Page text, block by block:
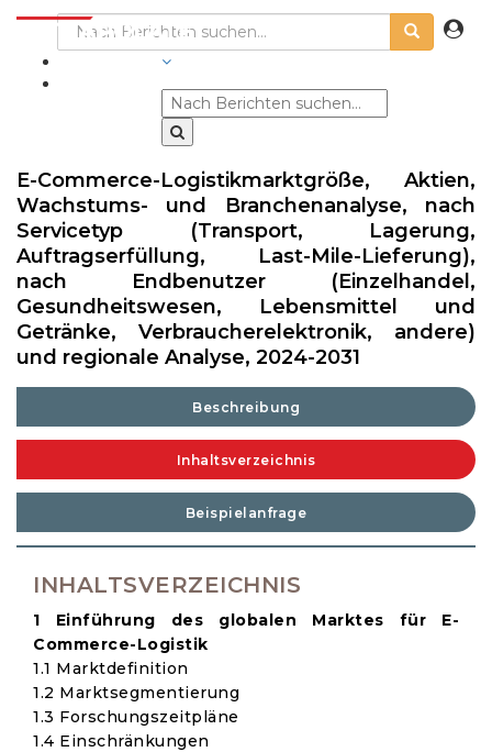
E-Commerce-Logistikmarktgröße, Aktien,
Wachstums- und Branchenanalyse, nach
Servicetyp (Transport, Lagerung,
Auftragserfüllung, Last-Mile-Lieferung),
nach Endbenutzer (Einzelhandel,
Gesundheitswesen, Lebensmittel und
Getränke, Verbraucherelektronik, andere)
und regionale Analyse, 2024-2031
Beschreibung
Inhaltsverzeichnis
Beispielanfrage
INHALTSVERZEICHNIS
1 Einführung des globalen Marktes für E-
Commerce-Logistik
1.1 Marktdefinition
1.2 Marktsegmentierung
1.3 Forschungszeitpläne
1.4 Einschränkungen